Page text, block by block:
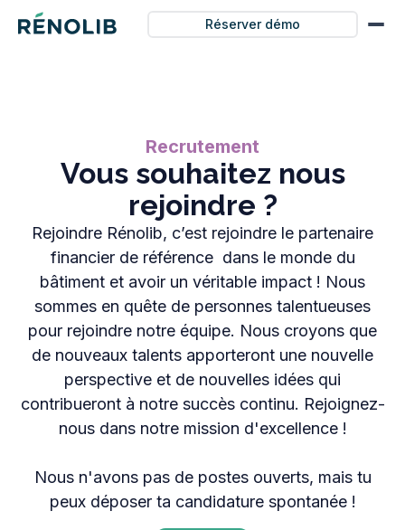
Réserver démo
Recrutement
Vous souhaitez nous
rejoindre ?
Rejoindre Rénolib, c’est rejoindre le partenaire
financier de référence dans le monde du
bâtiment et avoir un véritable impact ! Nous
sommes en quête de personnes talentueuses
pour rejoindre notre équipe. Nous croyons que
de nouveaux talents apporteront une nouvelle
perspective et de nouvelles idées qui
contribueront à notre succès continu. Rejoignez-
nous dans notre mission d'excellence !
Nous n'avons pas de postes ouverts, mais tu
peux déposer ta candidature spontanée !